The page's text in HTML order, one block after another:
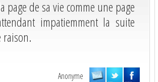
page de sa vie comme une page
impatiemment la suite
Anonyme